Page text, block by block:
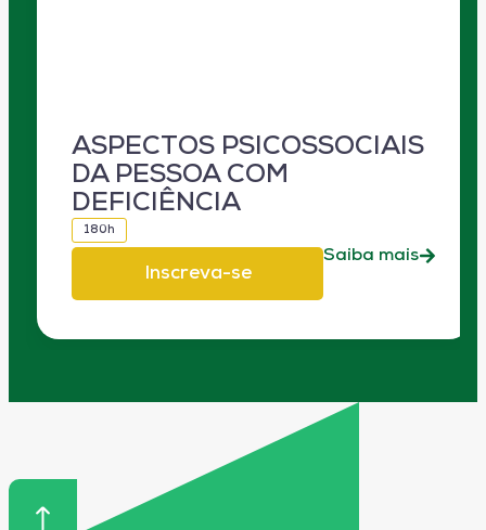
ASPECTOS PSICOSSOCIAIS
DA PESSOA COM
DEFICIÊNCIA
180h
Inscreva-se
Saiba mais